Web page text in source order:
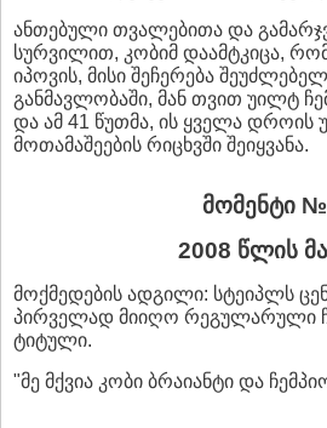
ანთებული თვალებითა და
სურვილით, კობიმ დაამტკიცა,
იპოვის, მისი შეჩერება
განმავლობაში, მან თვით უილტ
და ამ 41 წუთმა, ის ყველა დროის
მოთამაშეების რიცხვში შეიყვანა.
მომენტი
2008 წლის
მოქმედების ადგილი: სტეიპლს
პირველად მიიღო რეგულარული
ტიტული.
"მე მქვია კობი ბრაიანტი და